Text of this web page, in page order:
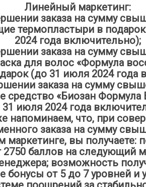
Линейный маркетинг:
заказа на сумму
термопластыри в
2024 года включительно);
заказа на сумму
для волос «Формула
(до 31 июля 2024 года
заказа на сумму
средство «Биозан Формула
31 июля 2024 года
напоминаем, что, при
заказа на сумму
маркетинге, вы получаете:
2750 баллов на следующий
возможность
бонусы ‪от 5 до 7‬ уровней и